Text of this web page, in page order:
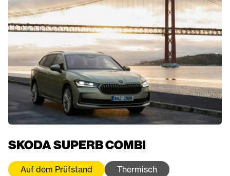
SKODA SUPERB COMBI
Auf dem Prüfstand Thermisch